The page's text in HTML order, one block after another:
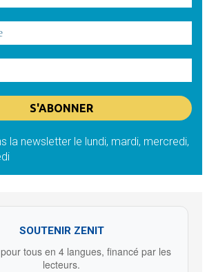
la newsletter le lundi, mardi, mercredi,
SOUTENIR ZENIT
tous en 4 langues, financé par les
lecteurs.